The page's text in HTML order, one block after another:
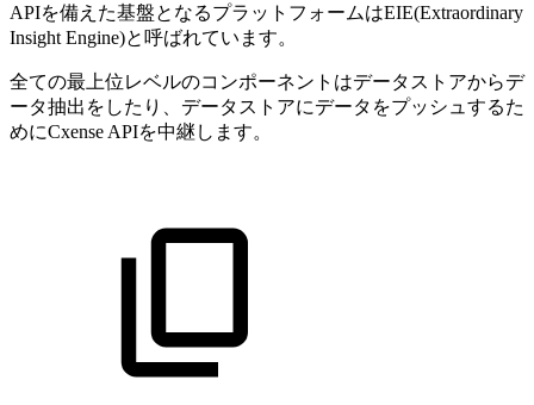
APIを備えた基盤となるプラットフォームはEIE(Extraordinary
Insight Engine)と呼ばれています。
全ての最上位レベルのコンポーネントはデータストアからデ
ータ抽出をしたり、データストアにデータをプッシュするた
めにCxense APIを中継します。